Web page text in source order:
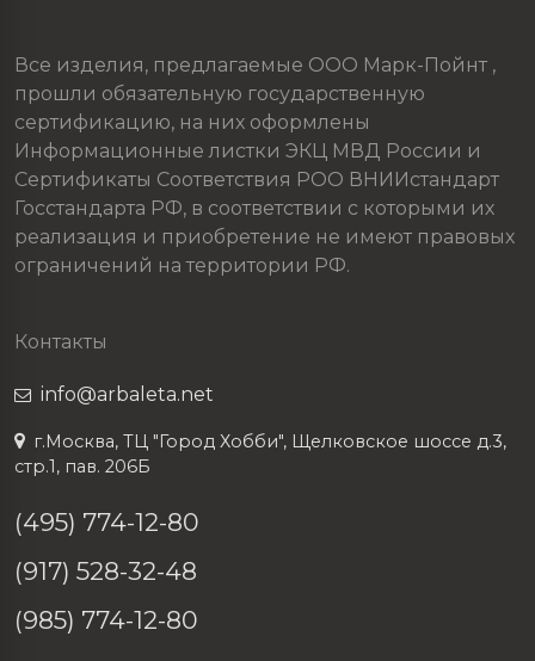
Все изделия, предлагаемые ООО Марк-Пойнт ,
прошли обязательную государственную
сертификацию, на них оформлены
Информационные листки ЭКЦ МВД России и
Сертификаты Соответствия РОО ВНИИстандарт
Госстандарта РФ, в соответствии с которыми их
реализация и приобретение не имеют правовых
ограничений на территории РФ.
Контакты
info@arbaleta.net
г.Москва, ТЦ "Город Хобби", Щелковское шоссе д.3,
стр.1, пав. 206Б
(495) 774-12-80
(917) 528-32-48
(985) 774-12-80